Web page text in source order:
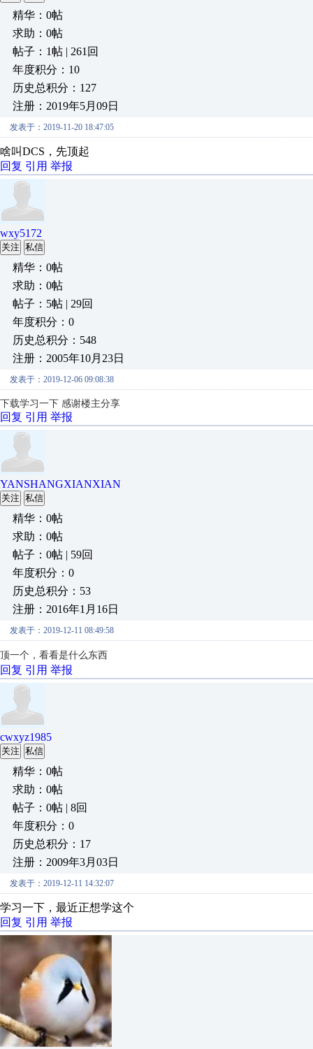
精华：0帖
求助：0帖
帖子：1帖 | 261回
年度积分：10
历史总积分：127
注册：2019年5月09日
发表于：2019-11-20 18:47:05
啥叫DCS，先顶起
回复 引用 举报
wxy5172
关注 私信
精华：0帖
求助：0帖
帖子：5帖 | 29回
年度积分：0
历史总积分：548
注册：2005年10月23日
发表于：2019-12-06 09:08:38
下载学习一下 感谢楼主分享
回复 引用 举报
YANSHANGXIANXIAN
关注 私信
精华：0帖
求助：0帖
帖子：0帖 | 59回
年度积分：0
历史总积分：53
注册：2016年1月16日
发表于：2019-12-11 08:49:58
顶一个，看看是什么东西
回复 引用 举报
cwxyz1985
关注 私信
精华：0帖
求助：0帖
帖子：0帖 | 8回
年度积分：0
历史总积分：17
注册：2009年3月03日
发表于：2019-12-11 14:32:07
学习一下，最近正想学这个
回复 引用 举报